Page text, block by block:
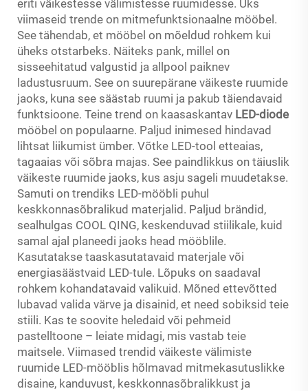
eriti väikestesse välimistesse ruumidesse. Üks
viimaseid trende on mitmefunktsionaalne mööbel.
See tähendab, et mööbel on mõeldud rohkem kui
üheks otstarbeks. Näiteks pank, millel on
sisseehitatud valgustid ja allpool paiknev
ladustusruum. See on suurepärane väikeste ruumide
jaoks, kuna see säästab ruumi ja pakub täiendavaid
funktsioone. Teine trend on kaasaskantav LED-diode
mööbel on populaarne. Paljud inimesed hindavad
lihtsat liikumist ümber. Võtke LED-tool etteaias,
tagaaias või sõbra majas. See paindlikkus on täiuslik
väikeste ruumide jaoks, kus asju sageli muudetakse.
Samuti on trendiks LED-mööbli puhul
keskkonnasõbralikud materjalid. Paljud brändid,
sealhulgas COOL QING, keskenduvad stiilikale, kuid
samal ajal planeedi jaoks head mööblile.
Kasutatakse taaskasutatavaid materjale või
energiasäästvaid LED-tule. Lõpuks on saadaval
rohkem kohandatavaid valikuid. Mõned ettevõtted
lubavad valida värve ja disainid, et need sobiksid teie
stiili. Kas te soovite heledaid või pehmeid
pastelltoone – leiate midagi, mis vastab teie
maitsele. Viimased trendid väikeste välimiste
ruumide LED-mööblis hõlmavad mitmekasutuslikke
disaine, kanduvust, keskkonnasõbralikkust ja